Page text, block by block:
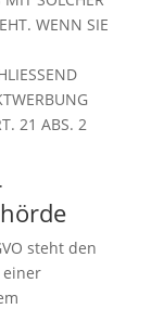
WENN SIE
21 ABS. 2
steht den
einer